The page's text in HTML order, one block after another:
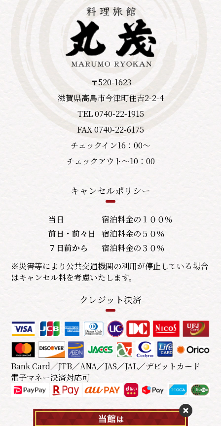
〒520-1623
滋賀県高島市今津町住吉2-2-4
TEL 0740-22-1915
FAX 0740-22-6175
チェックイン16：00～
チェックアウト～10：00
キャンセルポリシー
当日
宿泊料金の１００％
前日・前々日
宿泊料金の５０％
７日前から
宿泊料金の３０％
※災害等により公共交通機関の利用が停止している場合
はキャンセル料を考慮いたします。
クレジット決済
Bank Card／JTB／ANA／JAS／JAL／デビットカード
電子マネー決済対応可